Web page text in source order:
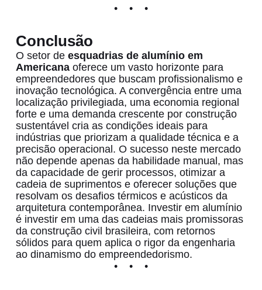
Conclusão
O setor de esquadrias de alumínio em
Americanaoferece um vasto horizonte para
empreendedores que buscam profissionalismo e
inovação tecnológica. A convergência entre uma
localização privilegiada, uma economia regional
forte e uma demanda crescente por construção
sustentável cria as condições ideais para
indústrias que priorizam a qualidade técnica e a
precisão operacional. O sucesso neste mercado
não depende apenas da habilidade manual, mas
da capacidade de gerir processos, otimizar a
cadeia de suprimentos e oferecer soluções que
resolvam os desafios térmicos e acústicos da
arquitetura contemporânea. Investir em alumínio
é investir em uma das cadeias mais promissoras
da construção civil brasileira, com retornos
sólidos para quem aplica o rigor da engenharia
ao dinamismo do empreendedorismo.